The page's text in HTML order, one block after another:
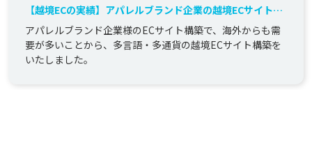
【越境ECの実績】アパレルブランド企業の越境ECサイト構
築実績
アパレルブランド企業様のECサイト構築で、海外からも需
要が多いことから、多言語・多通貨の越境ECサイト構築を
いたしました。